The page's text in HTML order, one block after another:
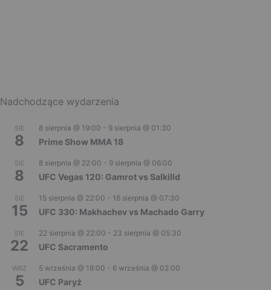
Nadchodzące wydarzenia
SIE
8
8 sierpnia @ 19:00 - 9 sierpnia @ 01:30
Prime Show MMA 18
SIE
8
8 sierpnia @ 22:00 - 9 sierpnia @ 06:00
UFC Vegas 120: Gamrot vs Salkilld
SIE
15
15 sierpnia @ 22:00 - 16 sierpnia @ 07:30
UFC 330: Makhachev vs Machado Garry
SIE
22
22 sierpnia @ 22:00 - 23 sierpnia @ 05:30
UFC Sacramento
WRZ
5
5 września @ 18:00 - 6 września @ 02:00
UFC Paryż